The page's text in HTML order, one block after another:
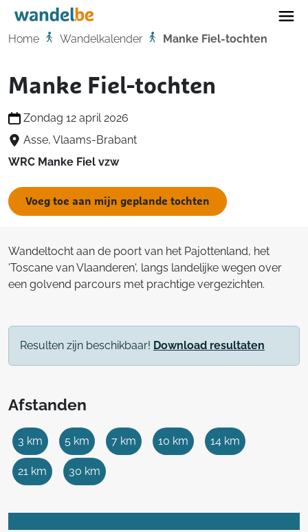
Home
Home Wandelkalender Manke Fiel-tochten
Manke Fiel-tochten
Zondag 12 april 2026
Asse, Vlaams-Brabant
WRC Manke Fiel vzw
Voeg toe aan mijn geplande tochten
Wandeltocht aan de poort van het Pajottenland, het
'Toscane van Vlaanderen', langs landelijke wegen over
een golvend parcours met prachtige vergezichten.
Resulten zijn beschikbaar! Download resultaten
Afstanden
3 km 5 km 7 km 10 km 14 km
21 km 30 km